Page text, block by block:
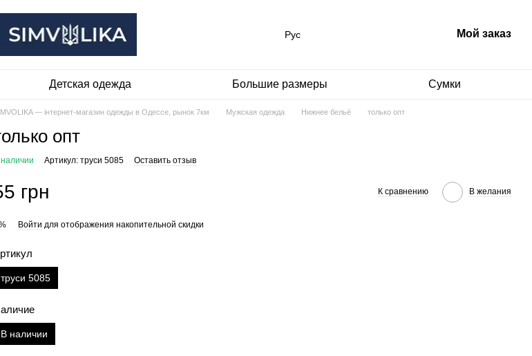
Рус Мой заказ
Детская одежда Большие размеры Сумки
— інтернет-магазин одежды в Одессе, рынок 7км Мужская одежда Нижнее бельё только опт
опт
Артикул: труси 5085 Оставить отзыв
грн К сравнению В желания
Войти для отображения накопительной скидки
труси 5085
В наличии